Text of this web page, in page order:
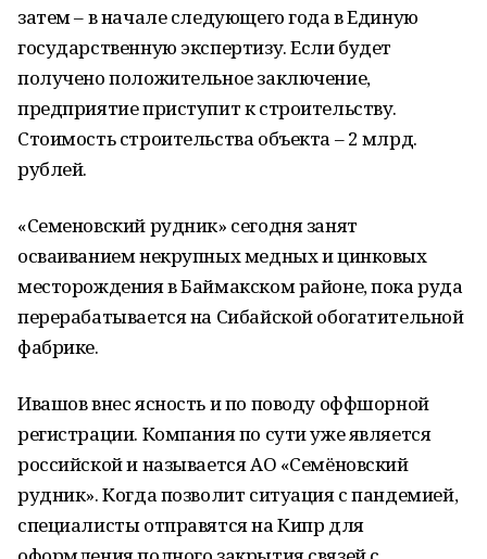
затем – в начале следующего года в Единую
государственную экспертизу. Если будет
получено положительное заключение,
предприятие приступит к строительству.
Стоимость строительства объекта – 2 млрд.
рублей.
«Семеновский рудник» сегодня занят
осваиванием некрупных медных и цинковых
месторождения в Баймакском районе, пока руда
перерабатывается на Сибайской обогатительной
фабрике.
Ивашов внес ясность и по поводу оффшорной
регистрации. Компания по сути уже является
российской и называется АО «Семёновский
рудник». Когда позволит ситуация с пандемией,
специалисты отправятся на Кипр для